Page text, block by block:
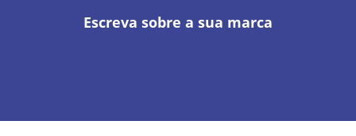
Escreva sobre a sua marca